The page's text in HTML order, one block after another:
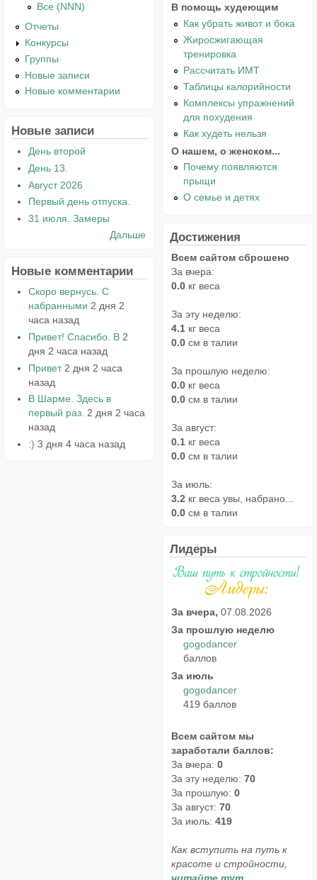
Все (NNN)
Отчеты
Конкурсы
Группы
Новые записи
Новые комментарии
Новые записи
День второй
День 13.
Август 2026
Первый день отпуска.
31 июля. Замеры
Дальше
Новые комментарии
Скоро вернусь. С
набранными 2 дня 2
часа назад
Привет! Спасибо. В 2
дня 2 часа назад
Привет 2 дня 2 часа
назад
В Шарме. Здесь в
первый раз. 2 дня 2 часа
назад
:) 3 дня 4 часа назад
В помощь худеющим
Как убрать живот и бока
Жиросжигающая
тренировка
Рассчитать ИМТ
Таблицы калорийности
Комплексы упражнений
для похудения
Как худеть нельзя
О нашем, о женском...
Почему появляются
прыщи
О семье и детях
Достижения
Всем сайтом сброшено
За вчера:
0.0 кг веса
За эту неделю:
4.1 кг веса
0.0 см в талии
За прошлую неделю:
0.0 кг веса
0.0 см в талии
За август:
0.1 кг веса
0.0 см в талии
За июль:
3.2 кг веса увы, набрано...
0.0 см в талии
Лидеры
За вчера, 07.08.2026
За прошлую неделю
gogodancer
баллов
За июль
gogodancer
419 баллов
Всем сайтом мы
заработали баллов:
За вчера: 0
За эту неделю: 70
За прошлую: 0
За август: 70
За июль: 419
Как вступить на путь к
красоте и стройности,